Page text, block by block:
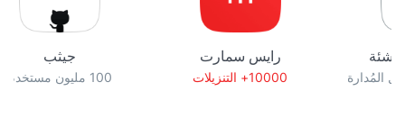
جيثب رايس سمارت
10000+ التنزيلات